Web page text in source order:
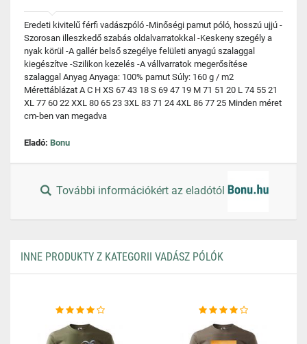
Eredeti kivitelű férfi vadászpóló -Minőségi pamut póló, hosszú ujjú -
Szorosan illeszkedő szabás oldalvarratokkal -Keskeny szegély a
nyak körül -A gallér belső szegélye felületi anyagú szalaggal
kiegészítve -Szilikon kezelés -A vállvarratok megerősítése
szalaggal Anyag Anyaga: 100% pamut Súly: 160 g / m2
Mérettáblázat A C H XS 67 43 18 S 69 47 19 M 71 51 20 L 74 55 21
XL 77 60 22 XXL 80 65 23 3XL 83 71 24 4XL 86 77 25 Minden méret
cm-ben van megadva
Eladó: Bonu
További információkért az eladótól
INNE PRODUKTY Z KATEGORII VADÁSZ PÓLÓK